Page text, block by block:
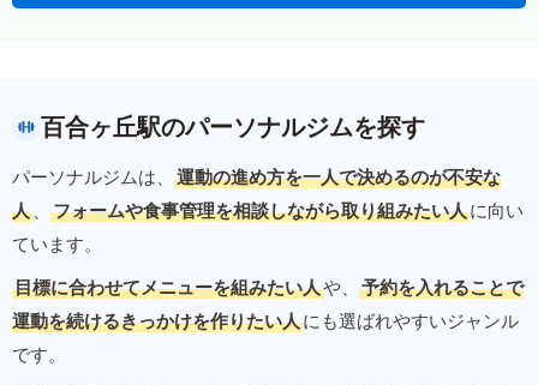
百合ヶ丘駅のパーソナルジムを探す
パーソナルジムは、
運動の進め方を一人で決めるのが不安な
人 、 フォームや食事管理を相談しながら取り組みたい人に向い
ています。
目標に合わせてメニューを組みたい人や、
予約を入れることで
運動を続けるきっかけを作りたい人にも選ばれやすいジャンル
です。